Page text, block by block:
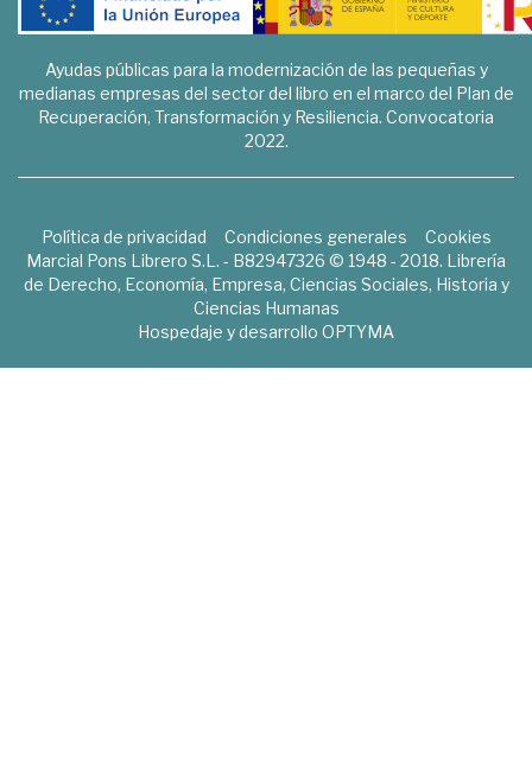
Ayudas públicas para la modernización de las pequeñas y
medianas empresas del sector del libro en el marco del Plan de
Recuperación, Transformación y Resiliencia. Convocatoria
2022.
Política de privacidad Condiciones generales
Cookies
Marcial Pons Librero S.L. - B82947326 © 1948 - 2018. Librería
de Derecho, Economía, Empresa, Ciencias Sociales, Historia y
Ciencias Humanas
Hospedaje y desarrollo OPTYMA